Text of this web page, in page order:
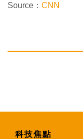
Source： CNN
科技焦點